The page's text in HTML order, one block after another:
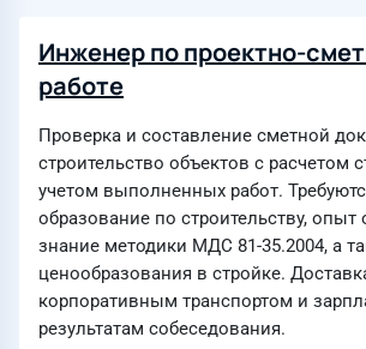
Инженер по проектно-
работе
Проверка и составление сметной
строительство объектов с расчетом
учетом выполненных работ.
образование по строительству, опыт
знание методики МДС 81-35.2004, а
ценообразования в стройке.
корпоративным транспортом и
результатам собеседования.